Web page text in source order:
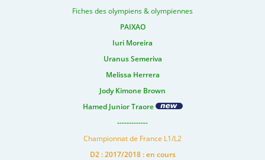
Fiches des olympiens & olympiennes
PAIXAO
Iuri Moreira
Uranus Semeriva
Melissa Herrera
Jody Kimone Brown
Hamed Junior Traore
-------------
Championnat de France L1/L2
D2 : 2017/2018 : en cours